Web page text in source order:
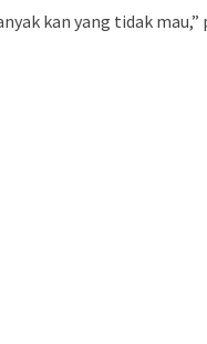
kan yang tidak mau,”